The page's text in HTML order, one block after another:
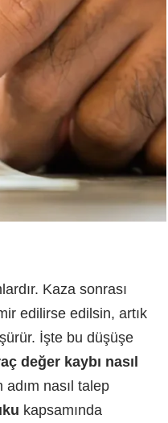
Kaza sonrası
edilirse edilsin, artık
İşte bu düşüşe
değer kaybı nasıl
adım nasıl talep
kapsamında